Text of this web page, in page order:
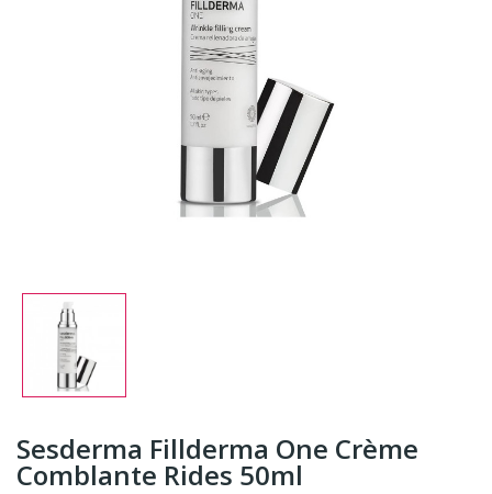
Sesderma Fillderma One Crème
Comblante Rides 50ml